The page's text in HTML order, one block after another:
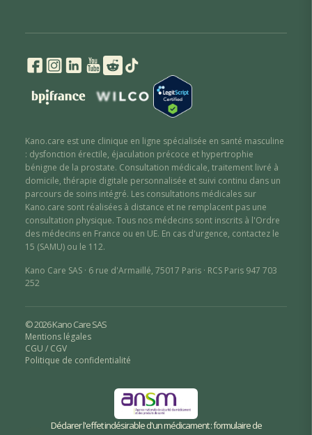
Kano.care est une clinique en ligne spécialisée en santé masculine
: dysfonction érectile, éjaculation précoce et hypertrophie
bénigne de la prostate. Consultation médicale, traitement livré à
domicile, thérapie digitale personnalisée et suivi continu dans un
parcours de soins intégré. Les consultations médicales sur
Kano.care sont réalisées à distance et ne remplacent pas une
consultation physique. Tous nos médecins sont inscrits à l'Ordre
des médecins en France ou en UE. En cas d'urgence, contactez le
15 (SAMU) ou le 112.
Kano Care SAS · 6 rue d'Armaillé, 75017 Paris · RCS Paris 947 703
252
© 2026 Kano Care SAS
Mentions légales
CGU / CGV
Politique de confidentialité
Déclarer l'effet indésirable d'un médicament : formulaire de